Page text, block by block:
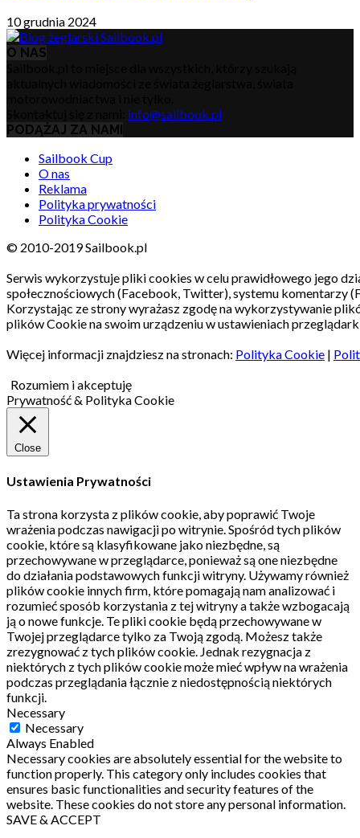
10 grudnia 2024
O NAS
info@sailbook.pl
PODĄŻAJ ZA NAMI
Sailbook Cup
O nas
Reklama
Polityka prywatności
Polityka Cookie
© 2010-2019 Sailbook.pl
Serwis wykorzystuje pliki cookies w celu prawidłowego jego
społecznościowych (Facebook, Twitter), systemu komentarzy
Korzystając ze strony wyrażasz zgodę na wykorzystywanie
plików Cookie na swoim urządzeniu w ustawieniach
Więcej informacji znajdziesz na stronach: Polityka Cookie |
Rozumiem i akceptuję
Prywatność & Polityka Cookie
Close
Ustawienia Prywatności
Ta strona korzysta z plików cookie, aby poprawić Twoje
wrażenia podczas nawigacji po witrynie. Spośród tych plików
cookie, które są klasyfikowane jako niezbędne, są
przechowywane w przeglądarce, ponieważ są one niezbędne
do działania podstawowych funkcji witryny. Używamy również
plików cookie innych firm, które pomagają nam analizować i
rozumieć sposób korzystania z tej witryny a także wzbogacają
ją o nowe funkcje. Te pliki cookie będą przechowywane w
Twojej przeglądarce tylko za Twoją zgodą. Możesz także
zrezygnować z tych plików cookie. Jednak rezygnacja z
niektórych z tych plików cookie może mieć wpływ na wrażenia
podczas przeglądania łącznie z niedostępnością niektórych
funkcji.
Necessary
Necessary
Always Enabled
Necessary cookies are absolutely essential for the website to
function properly. This category only includes cookies that
ensures basic functionalities and security features of the
website. These cookies do not store any personal information.
SAVE & ACCEPT